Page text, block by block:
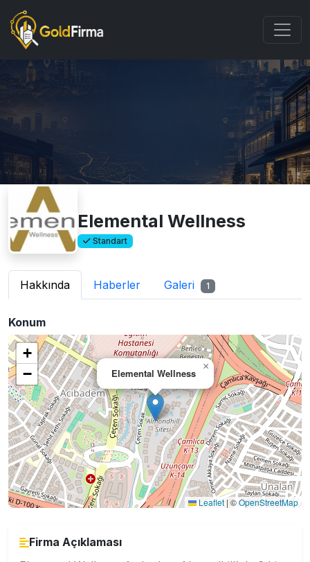
Elemental Wellness
Standart
Hakkında Haberler Galeri 1
Konum
Elemental Wellness
×
+
−
Leaflet | ©OpenStreetMap
Firma Açıklaması